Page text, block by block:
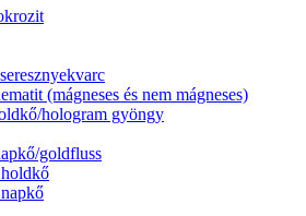
(mágneses és nem mágneses)
hologram gyöngy
goldfluss
holdkő